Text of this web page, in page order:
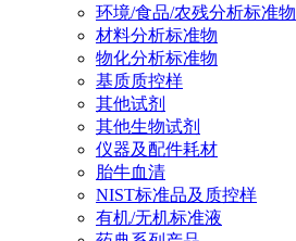
环境/食品/农残分析标准物
材料分析标准物
物化分析标准物
基质质控样
其他试剂
其他生物试剂
仪器及配件耗材
胎牛血清
NIST标准品及质控样
有机/无机标准液